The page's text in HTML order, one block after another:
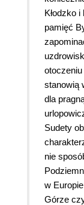
Kłodzko
pamięć
stanowią
dla
Sudety
nie
w
Górze